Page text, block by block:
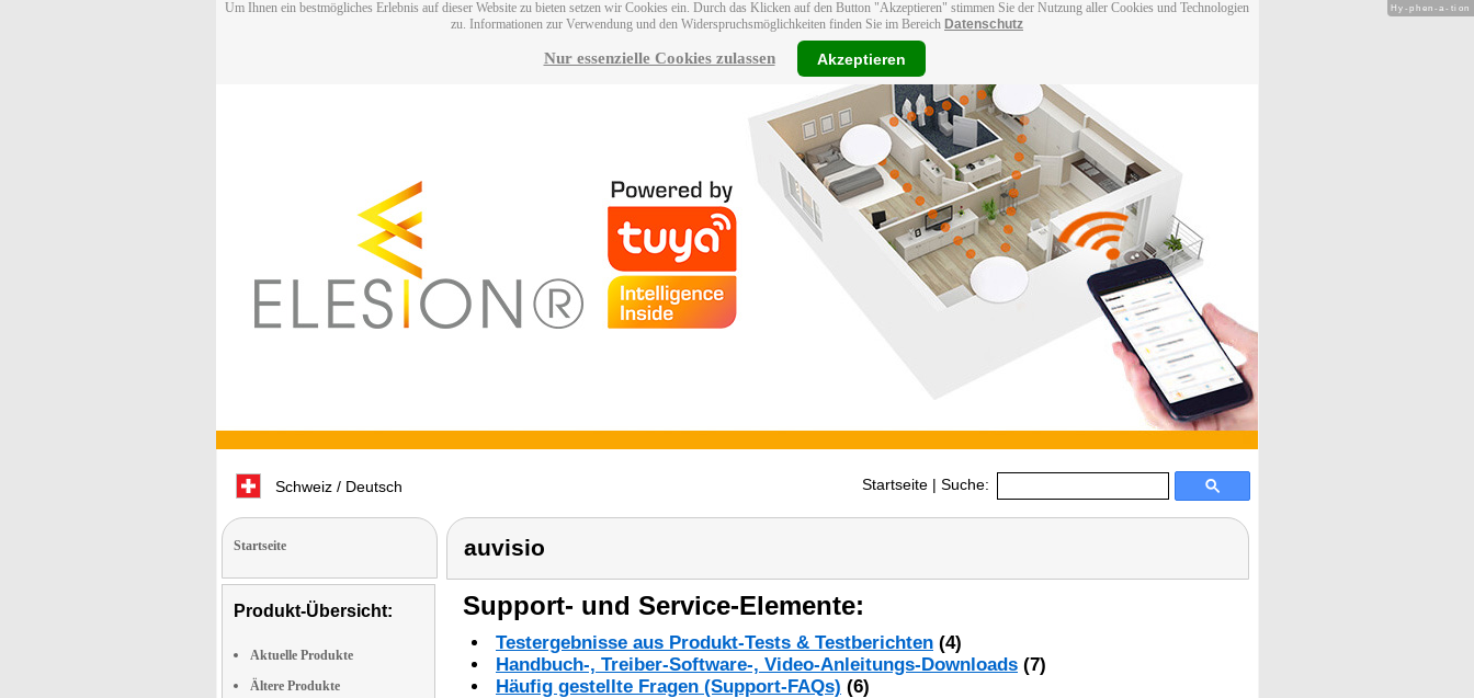
Um Ihnen ein bestmögliches Erlebnis auf dieser Website zu bieten setzen wir Cookies ein. Durch das Klicken auf den Button "Akzeptieren" stimmen Sie der Nutzung aller Cookies und Technologien
zu. Informationen zur Verwendung und den Widerspruchsmöglichkeiten finden Sie im Bereich Datenschutz
Nur essenzielle Cookies zulassen Akzeptieren
Schweiz / Deutsch Startseite | Suche:
Startseite
Produkt-Übersicht:
Aktuelle Produkte
Ältere Produkte
auvisio
Support- und Service-Elemente:
Testergebnisse aus Produkt-Tests & Testberichten (4)
Handbuch-, Treiber-Software-, Video-Anleitungs-Downloads (7)
Häufig gestellte Fragen (Support-FAQs) (6)
Hy-phen-a-tion